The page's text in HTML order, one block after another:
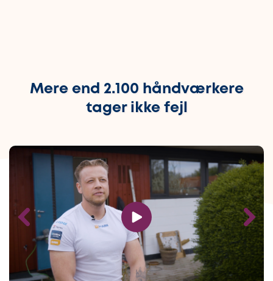
Mere end 2.100 håndværkere
tager ikke fejl